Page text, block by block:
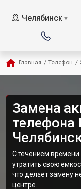
Челябинск ▼
Главная / Телефон /
Замена
телефона
С течением времени
утратить свою
что делает замену
центре.